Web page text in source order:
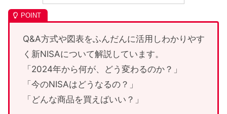
Q&A方式や図表をふんだんに活用しわかりやす
く新NISAについて解説しています。
「2024年から何が、どう変わるのか？」
「今のNISAはどうなるの？」
「どんな商品を買えばいい？」